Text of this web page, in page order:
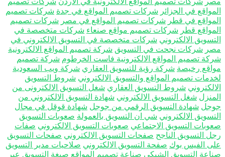
في الجزائر شركات تصميم المواقع في جدة شركات تصميم
في قطر شركات تصميم المواقع في مصر شركات تصميم
قطر شركات تصميم مواقع صنعاء شركات متخصصة في
الالكتروني شركات متخصصة في التسويق الالكتروني في
شركات نجحت في التسويق شركة تصميم المواقع الالكترونية
تصميم المواقع الالكترونية فاست الخرطوم شركة تصميم
رخيصة شركة رؤية للتسويق العقاري شركة ويب السعودية
تصميم المواقع والتسويق الالكتروني شروط التسويق
شروط التسويق العقاري شغل التسويق الالكترونى من
شغل التسويق الالكتروني شهادة التسويق الالكتروني من
شهادة التسويق الرقمي من جوجل شهادة قوقل في مجال
الالكتروني شي ان التسويق بالعمولة صعوبات التسويق
التسويق الاجتماعي صعوبات التسويق الالكتروني صفات
التسويق الناجح صفحات التسويق الالكتروني صفحات التسويق
الفيس بوك صفحة التسويق الالكتروني صلاحيات مدير التسويق
التسويق الشبكي صناعة تصميم المواقع صيغة التسويق عبر